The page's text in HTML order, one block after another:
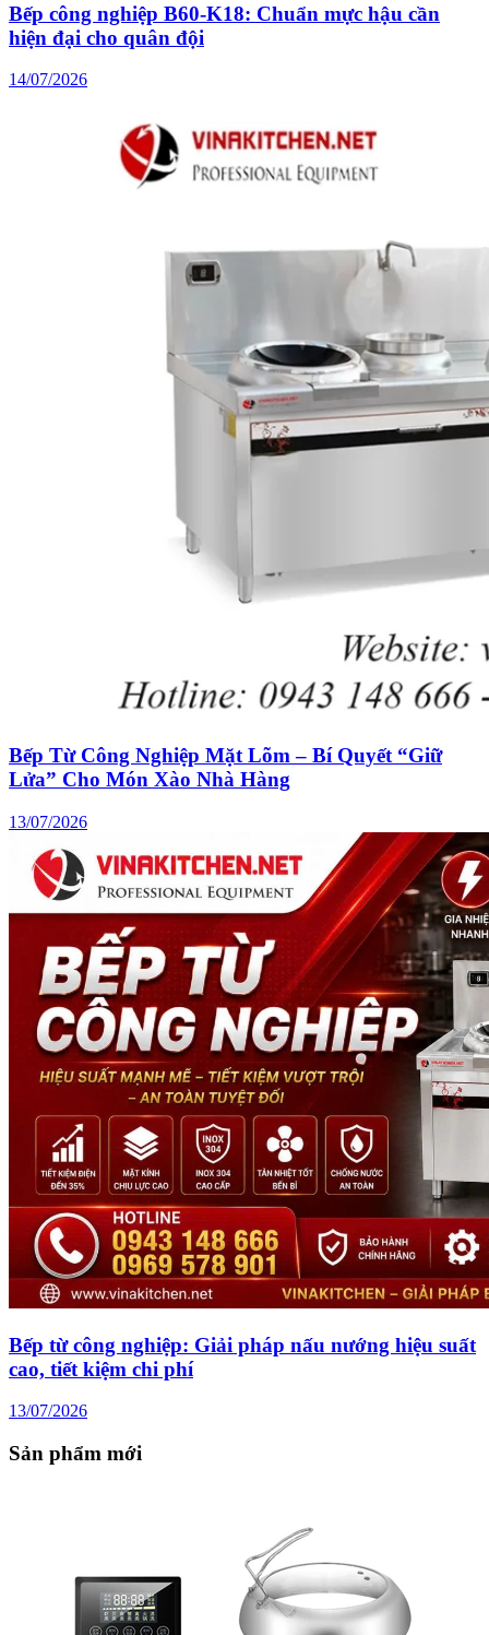
Bếp công nghiệp B60-K18: Chuẩn mực hậu cần
hiện đại cho quân đội
14/07/2026
Bếp Từ Công Nghiệp Mặt Lõm – Bí Quyết “Giữ
Lửa” Cho Món Xào Nhà Hàng
13/07/2026
Bếp từ công nghiệp: Giải pháp nấu nướng hiệu suất
cao, tiết kiệm chi phí
13/07/2026
Sản phẩm mới